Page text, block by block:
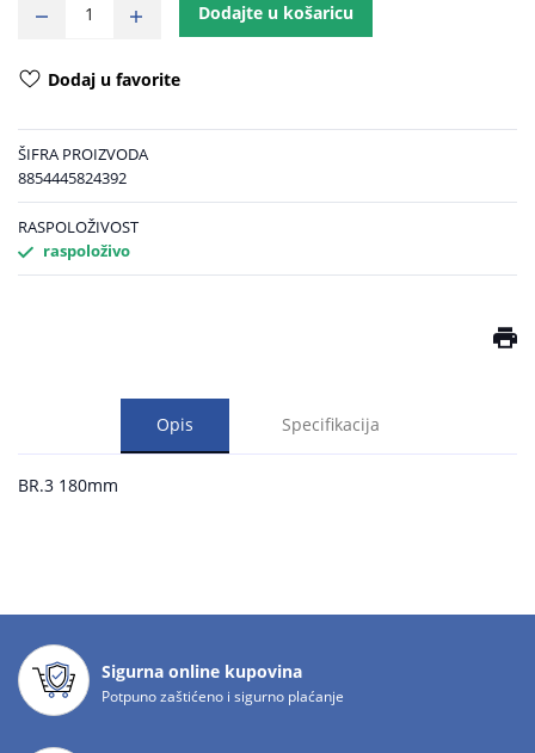
Dodajte u košaricu
Dodaj u favorite
ŠIFRA PROIZVODA
8854445824392
RASPOLOŽIVOST
raspoloživo
Opis Specifikacija
BR.3 180mm
Sigurna online kupovina
Potpuno zaštićeno i sigurno plaćanje